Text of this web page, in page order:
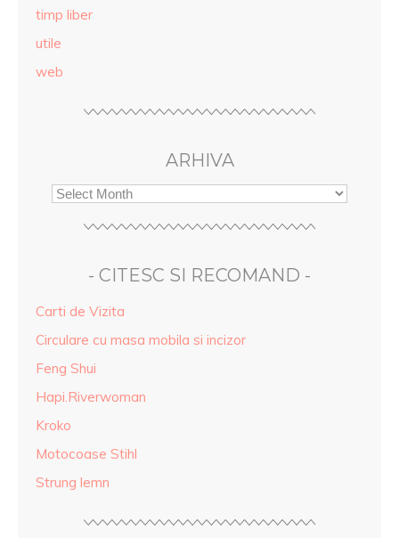
timp liber
utile
web
ARHIVA
- CITESC SI RECOMAND -
Carti de Vizita
Circulare cu masa mobila si incizor
Feng Shui
Hapi.Riverwoman
Kroko
Motocoase Stihl
Strung lemn